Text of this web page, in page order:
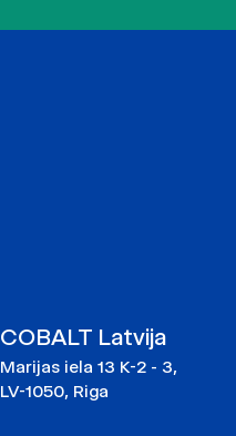
COBALT Latvija
Marijas iela 13 K-2 - 3,
LV-1050, Riga